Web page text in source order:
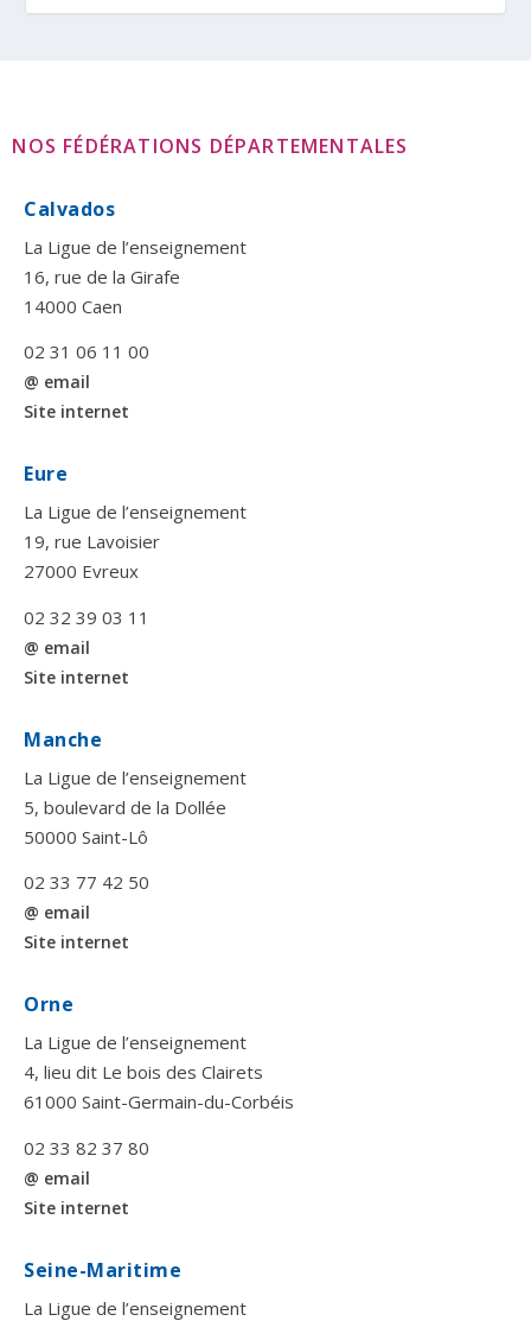
NOS FÉDÉRATIONS DÉPARTEMENTALES
Calvados
La Ligue de l’enseignement
16, rue de la Girafe
14000 Caen
02 31 06 11 00
@ email
Site internet
Eure
La Ligue de l’enseignement
19, rue Lavoisier
27000 Evreux
02 32 39 03 11
@ email
Site internet
Manche
La Ligue de l’enseignement
5, boulevard de la Dollée
50000 Saint-Lô
02 33 77 42 50
@ email
Site internet
Orne
La Ligue de l’enseignement
4, lieu dit Le bois des Clairets
61000 Saint-Germain-du-Corbéis
02 33 82 37 80
@ email
Site internet
Seine-Maritime
La Ligue de l’enseignement